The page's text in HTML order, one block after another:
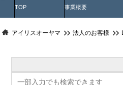
TOP 事業概要
アイリスオーヤマ 法人のお客様